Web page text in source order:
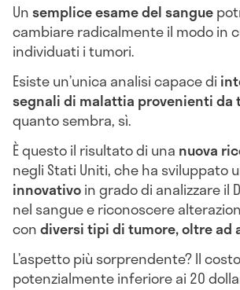
Unsemplice esame del sangue
cambiare radicalmente il modo in
individuati i tumori.
Esiste un’unica analisi capace di
segnali di malattia provenienti da
quanto sembra, sì.
È questo il risultato di una nuova
negli Stati Uniti, che ha sviluppato
innovativoin grado di analizzare il
nel sangue e riconoscere
condiversi tipi di tumore, oltre ad
L’aspetto più sorprendente? Il costo
potenzialmente inferiore ai 20